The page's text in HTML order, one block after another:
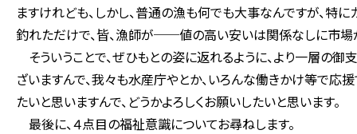
ますけれども、しかし、普通の漁も何でも大事なんですが、特
釣れただけで、皆、漁師が──値の高い安いは関係なしに市場
そういうことで、ぜひもとの姿に返れるように、より一層の
ざいますんで、我々も水産庁やとか、いろんな働きかけ等で応
たいと思いますんで、どうかよろしくお願いしたいと思います。
最後に、４点目の福祉意識についてお尋ねします。